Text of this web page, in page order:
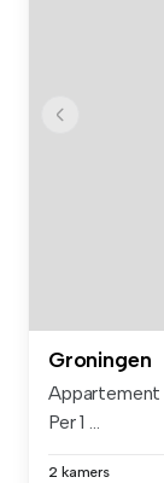
Groningen
Appartement
Per 1 ...
2 kamers